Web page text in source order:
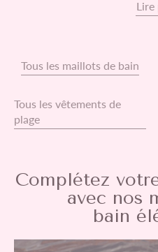
Lire
Tous les maillots de bain
Tous les vêtements de
plage
Complétez
avec nos
bain